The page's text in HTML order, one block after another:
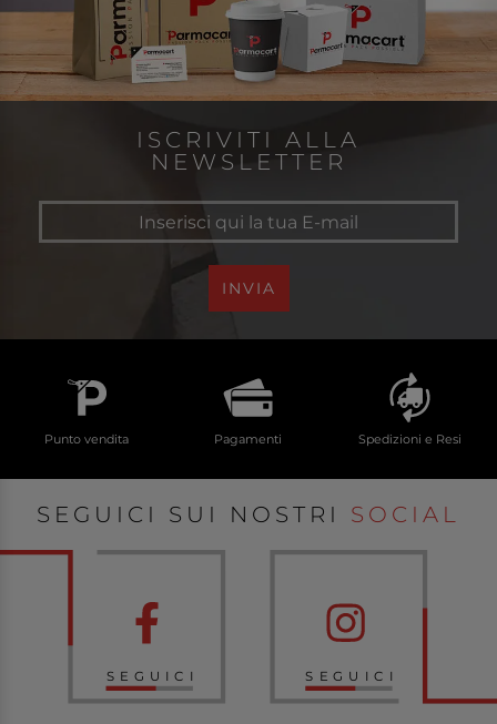
ISCRIVITI ALLA
NEWSLETTER
INVIA
Punto vendita Pagamenti Spedizioni e Resi
SEGUICI SUI NOSTRI SOCIAL
SEGUICI SEGUICI